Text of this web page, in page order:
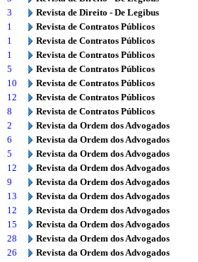
3
Revista de Direito - De Legibus
1
Revista de Contratos Públicos
1
Revista de Contratos Públicos
1
Revista de Contratos Públicos
5
Revista de Contratos Públicos
10
Revista de Contratos Públicos
12
Revista de Contratos Públicos
8
Revista de Contratos Públicos
2
Revista da Ordem dos Advogados
6
Revista da Ordem dos Advogados
5
Revista da Ordem dos Advogados
12
Revista da Ordem dos Advogados
9
Revista da Ordem dos Advogados
13
Revista da Ordem dos Advogados
12
Revista da Ordem dos Advogados
15
Revista da Ordem dos Advogados
28
Revista da Ordem dos Advogados
26
Revista da Ordem dos Advogados